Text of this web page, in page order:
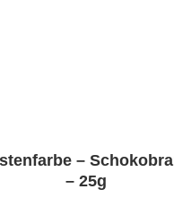
–
– 25g